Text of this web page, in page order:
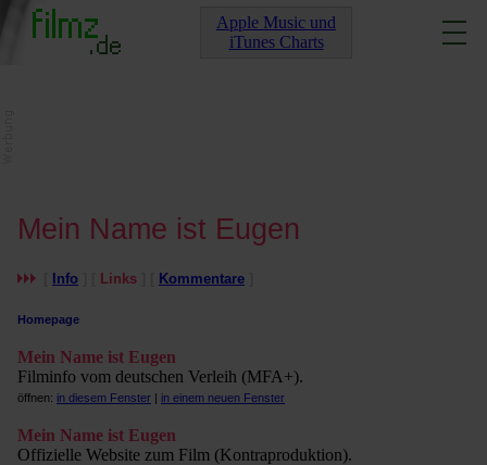
Apple Music und
iTunes Charts
Mein Name ist Eugen
Info Links Kommentare
Homepage
Mein Name ist Eugen
Filminfo vom deutschen Verleih (MFA+).
öffnen: in diesem Fenster | in einem neuen Fenster
Mein Name ist Eugen
Offizielle Website zum Film (Kontraproduktion).